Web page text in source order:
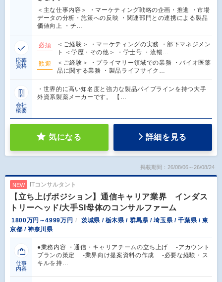
＜主な仕事内容＞ ・マーケティング戦略の企画・推進 ・市場
データの分析・施策への反映 ・関連部門との連携による製品
価値向上 ・チ…
応募
資格
必須
＜ご経験＞ ・マーケティングの実務 ・部下マネジメン
ト ＜学歴・その他＞ ・学士号 ・流暢…
歓迎
＜ご経験＞ ・プライマリー領域での業務 ・バイオ医薬
品に関する業務 ・製品ライフサイク…
会社
概要
・世界的に高い知名度と強力な製品パイプラインを持つ大手
外資系製薬メーカーです。 【…
気になる 詳細を見る
掲載期間：26/08/06～26/08/24
NEW ITコンサルタント
【立ち上げポジション】通信キャリア業界 インダス
トリーヘッド/大手SI母体のコンサルファーム
1800万円～4999万円
茨城県 / 栃木県 / 群馬県 / 埼玉県 / 千葉県 / 東
京都 / 神奈川県
仕事
内容
●業務内容 ・通信・キャリアチームの立ち上げ -アカウント
プランの策定 -業界向け提案資料の作成 -必要な経験・ス
キルを持…